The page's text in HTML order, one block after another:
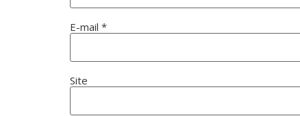
E-mail *
Site